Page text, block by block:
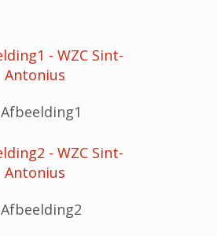
Afbeelding1
Afbeelding2